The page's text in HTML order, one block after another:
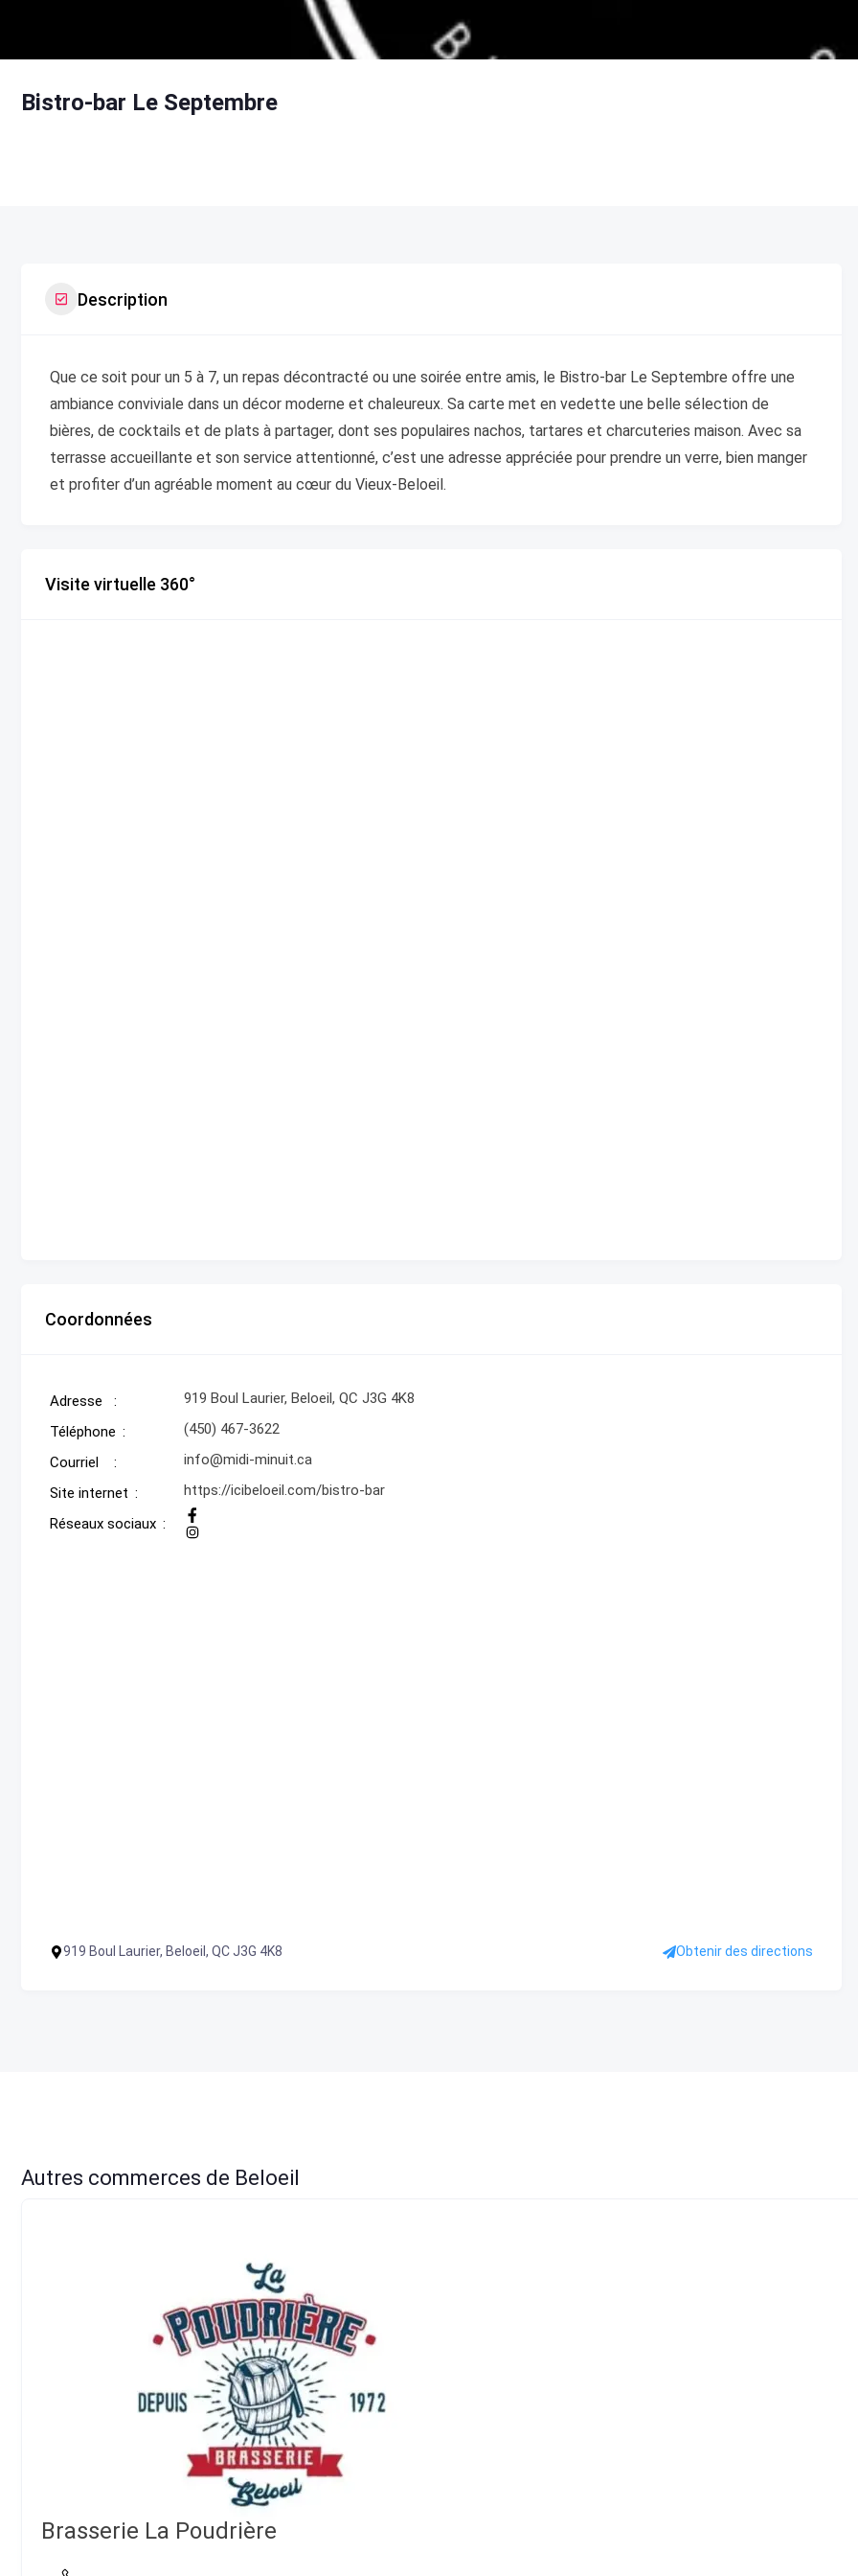
Bistro-bar Le Septembre
Description
Que ce soit pour un 5 à 7, un repas décontracté ou une soirée entre amis, le Bistro-bar Le Septembre offre une
ambiance conviviale dans un décor moderne et chaleureux. Sa carte met en vedette une belle sélection de
bières, de cocktails et de plats à partager, dont ses populaires nachos, tartares et charcuteries maison. Avec sa
terrasse accueillante et son service attentionné, c’est une adresse appréciée pour prendre un verre, bien manger
et profiter d’un agréable moment au cœur du Vieux-Beloeil.
Visite virtuelle 360°
Coordonnées
Adresse
919 Boul Laurier, Beloeil, QC J3G 4K8
Téléphone
(450) 467-3622
Courriel
info@midi-minuit.ca
Site internet
https://icibeloeil.com/bistro-bar
Réseaux sociaux
919 Boul Laurier, Beloeil, QC J3G 4K8 Obtenir des directions
Autres commerces de Beloeil
Brasserie La Poudrière